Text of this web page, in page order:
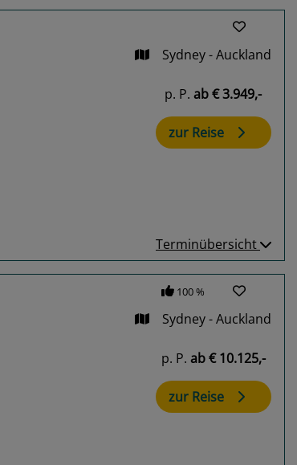
Sydney - Auckland
p. P. ab€ 3.949,-
zur Reise
Terminübersicht
100 %
Sydney - Auckland
p. P. ab€ 10.125,-
zur Reise